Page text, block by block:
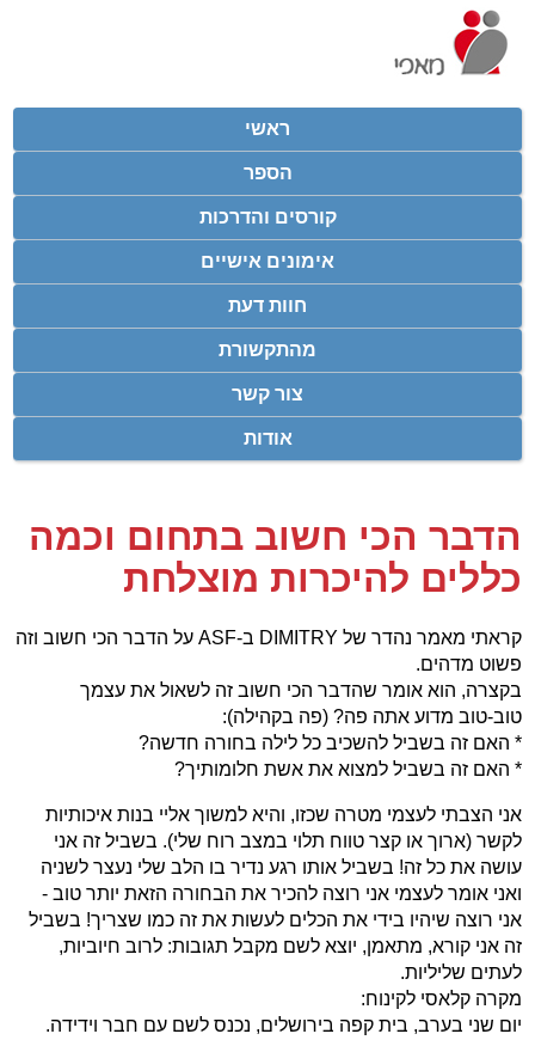
ראשי
הספר
קורסים והדרכות
אימונים אישיים
חוות דעת
מהתקשורת
צור קשר
אודות
הדבר הכי חשוב בתחום וכמה
כללים להיכרות מוצלחת
קראתי מאמר נהדר של DIMITRY ב-ASF על הדבר הכי חשוב וזה
פשוט מדהים.
בקצרה, הוא אומר שהדבר הכי חשוב זה לשאול את עצמך
טוב-טוב מדוע אתה פה? (פה בקהילה):
* האם זה בשביל להשכיב כל לילה בחורה חדשה?
* האם זה בשביל למצוא את אשת חלומותיך?
אני הצבתי לעצמי מטרה שכזו, והיא למשוך אליי בנות איכותיות
לקשר (ארוך או קצר טווח תלוי במצב רוח שלי). בשביל זה אני
עושה את כל זה! בשביל אותו רגע נדיר בו הלב שלי נעצר לשניה
ואני אומר לעצמי אני רוצה להכיר את הבחורה הזאת יותר טוב -
אני רוצה שיהיו בידי את הכלים לעשות את זה כמו שצריך! בשביל
זה אני קורא, מתאמן, יוצא לשם מקבל תגובות: לרוב חיוביות,
לעתים שליליות.
מקרה קלאסי לקינוח:
יום שני בערב, בית קפה בירושלים, נכנס לשם עם חבר וידידה.